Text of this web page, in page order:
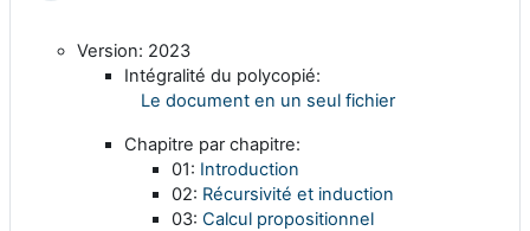
Version: 2023
Intégralité du polycopié:
Le document en un seul fichier
Chapitre par chapitre:
01: Introduction
02: Récursivité et induction
03: Calcul propositionnel